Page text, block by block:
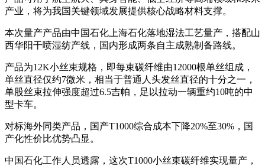
产业，将为我国关键领域发展提供核心战略材料支撑。
本次量产产品由中国石化上海石化落地湿法工艺量产，搭配山
西华阳干喷湿纺产线，国内形成两条自主成熟制备路线。
产品为12K小丝束规格，即每束碳纤维由12000根单丝组成，
单丝直径仅约7微米，相当于普通人头发丝直径的十分之一，
单股丝束拉伸强度超过6.5吉帕，足以拉动一辆重约10吨的中
型卡车。
对标海外同类产品，国产T1000综合成本下降20%至30%，国
产化性价比优势凸显。
中国石化工作人员透露，这次T1000小丝束碳纤维实现量产，